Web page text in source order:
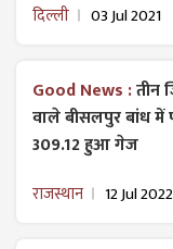
दिल्ली 03 Jul 2021
Good News :तीन
वाले बीसलपुर बांध
309.12 हुआ गेज
राजस्थान 12 Jul 2022